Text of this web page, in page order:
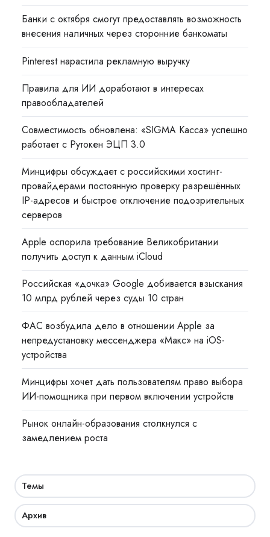
Банки с октября смогут предоставлять возможность
внесения наличных через сторонние банкоматы
Pinterest нарастила рекламную выручку
Правила для ИИ доработают в интересах
правообладателей
Совместимость обновлена: «SIGMA Касса» успешно
работает с Рутокен ЭЦП 3.0
Минцифры обсуждает с российскими хостинг-
провайдерами постоянную проверку разрешённых
IP-адресов и быстрое отключение подозрительных
серверов
Apple оспорила требование Великобритании
получить доступ к данным iCloud
Российская «дочка» Google добивается взыскания
10 млрд рублей через суды 10 стран
ФАС возбудила дело в отношении Apple за
непредустановку мессенджера «Макс» на iOS-
устройства
Минцифры хочет дать пользователям право выбора
ИИ-помощника при первом включении устройств
Рынок онлайн-образования столкнулся с
замедлением роста
Темы
Архив